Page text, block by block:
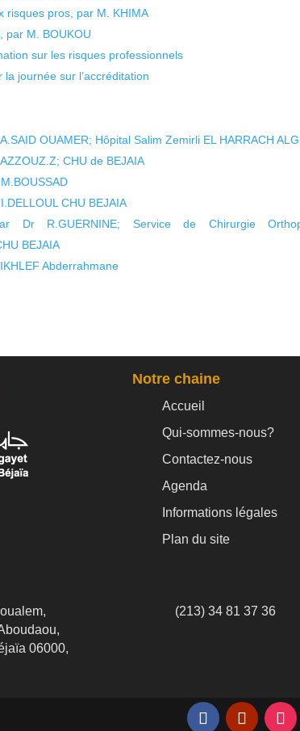
risques pros, par M. KHIMA
par M. BOUKOU
sur les risques professionnels
journée sur l’accréditation
OUAMER; Hôpital Salim Zemirli EL HARRACH
CHU de BEJAIA
CHU BEJAIA
Dr R.GUERNINE; Service de Chirurgie
BEJAIA
Abderrahmane
Notre chaine
Accueil
Qui-sommes-nous?
Contactez-nous
Agenda
Informations légales
Plan du site
06000,
(213) 34 81 37 36